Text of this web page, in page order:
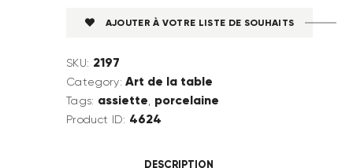
AJOUTER À VOTRE LISTE DE SOUHAITS
SKU: 2197
Category:Art de la table
Tags: assiette, porcelaine
Product ID: 4624
DESCRIPTION